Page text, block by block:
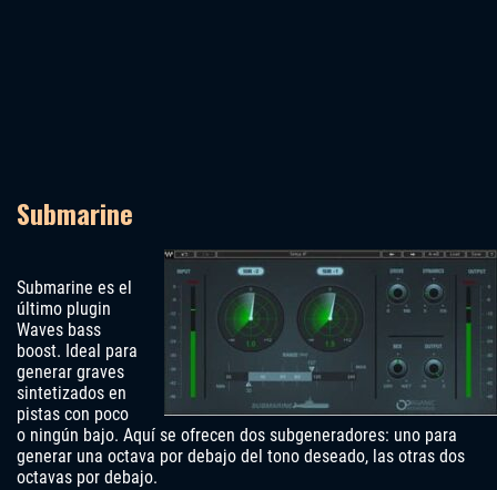
Submarine
Submarine es el
último plugin
Waves bass
boost. Ideal para
generar graves
sintetizados en
pistas con poco
o ningún bajo. Aquí se ofrecen dos subgeneradores: uno para
generar una octava por debajo del tono deseado, las otras dos
octavas por debajo.